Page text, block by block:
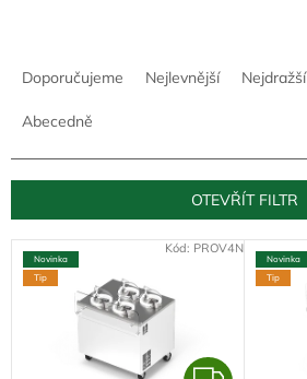
r
o
Doporučujeme Nejlevnější Nejdražší
Abecedně
OTEVŘÍT FILTR
V
Novinka
Tip
Kód: PROV4N
Novinka
Tip